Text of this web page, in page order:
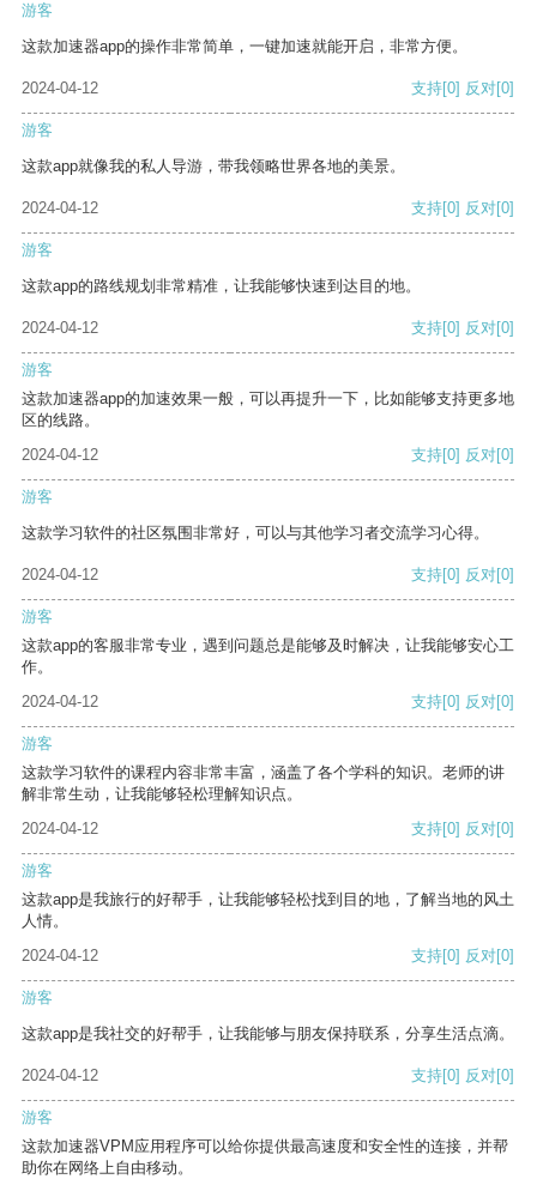
游客
这款加速器app的操作非常简单，一键加速就能开启，非常方便。
2024-04-12 支持[0] 反对[0]
游客
这款app就像我的私人导游，带我领略世界各地的美景。
2024-04-12 支持[0] 反对[0]
游客
这款app的路线规划非常精准，让我能够快速到达目的地。
2024-04-12 支持[0] 反对[0]
游客
这款加速器app的加速效果一般，可以再提升一下，比如能够支持更多地
区的线路。
2024-04-12
支持[0] 反对[0]
游客
这款学习软件的社区氛围非常好，可以与其他学习者交流学习心得。
2024-04-12 支持[0] 反对[0]
游客
这款app的客服非常专业，遇到问题总是能够及时解决，让我能够安心工
作。
2024-04-12
支持[0] 反对[0]
游客
这款学习软件的课程内容非常丰富，涵盖了各个学科的知识。老师的讲
解非常生动，让我能够轻松理解知识点。
2024-04-12
支持[0] 反对[0]
游客
这款app是我旅行的好帮手，让我能够轻松找到目的地，了解当地的风土
人情。
2024-04-12
支持[0] 反对[0]
游客
这款app是我社交的好帮手，让我能够与朋友保持联系，分享生活点滴。
2024-04-12 支持[0] 反对[0]
游客
这款加速器VPM应用程序可以给你提供最高速度和安全性的连接，并帮
助你在网络上自由移动。